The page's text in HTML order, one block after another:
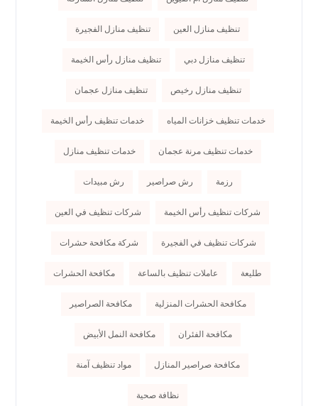
تنظيف منازل العين تنظيف منازل الفجيرة
تنظيف منازل دبي تنظيف منازل رأس الخيمة
تنظيف منازل رخيص تنظيف منازل عجمان
خدمات تنظيف خزانات المياه خدمات تنظيف رأس الخيمة
خدمات تنظيف مرنة عجمان خدمات تنظيف منازل
رزمة رش صراصير رش مبيدات
شركات تنظيف رأس الخيمة شركات تنظيف في العين
شركات تنظيف في الفجيرة شركة مكافحة حشرات
طليعة عاملات تنظيف بالساعة مكافحة الحشرات
مكافحة الحشرات المنزلية مكافحة الصراصير
مكافحة الفئران مكافحة النمل الأبيض
مكافحة صراصير المنازل مواد تنظيف آمنة
نظافة صحية